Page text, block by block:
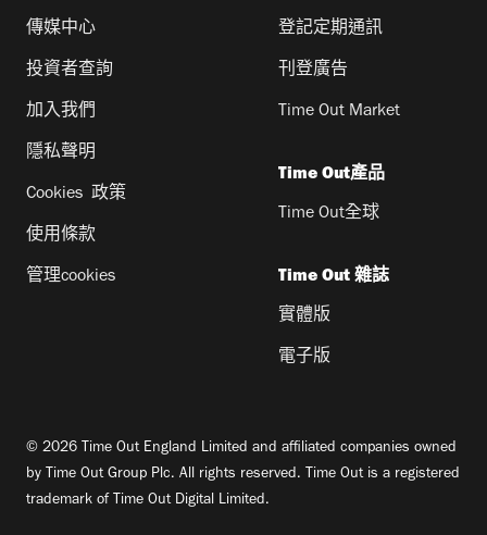
傳媒中心
投資者查詢
加入我們
隱私聲明
Cookies 政策
使用條款
管理cookies
登記定期通訊
刊登廣告
Time Out Market
Time Out產品
Time Out全球
Time Out 雜誌
實體版
電子版
© 2026 Time Out England Limited and affiliated companies owned
by Time Out Group Plc. All rights reserved. Time Out is a registered
trademark of Time Out Digital Limited.